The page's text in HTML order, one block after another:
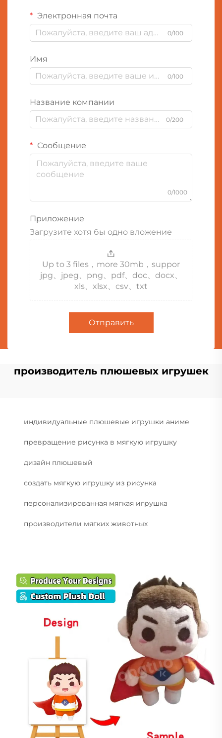
Электронная почта
0/100
Имя
0/100
Название компании
0/200
Сообщение
0/1000
Приложение
Загрузите хотя бы одно вложение
Up to 3 files，more 30mb，suppor
jpg、jpeg、png、pdf、doc、docx、
xls、xlsx、csv、txt
Отправить
производитель плюшевых игрушек
индивидуальные плюшевые игрушки аниме
превращение рисунка в мягкую игрушку
дизайн плюшевый
создать мягкую игрушку из рисунка
персонализированная мягкая игрушка
производители мягких животных